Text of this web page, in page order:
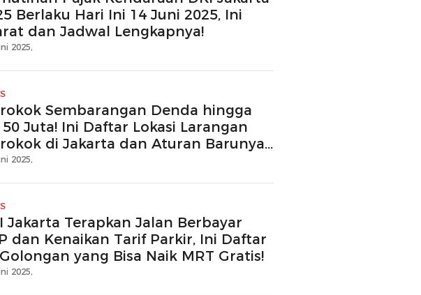
Berlaku Hari Ini 14 Juni 2025, Ini
dan Jadwal Lengkapnya!
2025,
Sembarangan Denda hingga
50 Juta! Ini Daftar Lokasi Larangan
di Jakarta dan Aturan Barunya
2025,
Jakarta Terapkan Jalan Berbayar
dan Kenaikan Tarif Parkir, Ini Daftar
yang Bisa Naik MRT Gratis!
2025,